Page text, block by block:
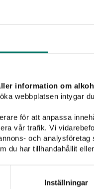
information om
webbplatsen intygar
för att anpassa
vår trafik. Vi
och
du har tillhandahållit
Inställningar